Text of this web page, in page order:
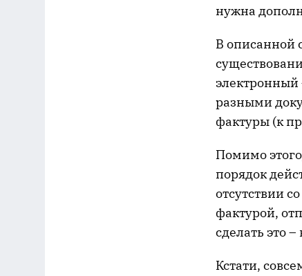
нужна
В описанной
электронный
разными
фактуры (к
Помимо
порядок
отсутствии
фактурой,
сделать это
Кстати,